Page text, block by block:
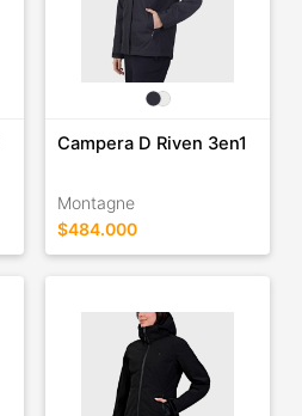
Campera D Riven 3en1
Montagne
$484.000